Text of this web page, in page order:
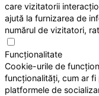
care vizitatorii
ajută la furnizarea de
numărul de vizitatori,
Funcționalitate
Cookie-urile de
funcționalități, cum ar
platformele de